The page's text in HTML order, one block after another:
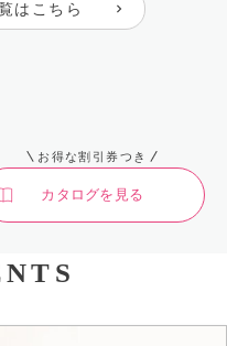
はこちら
お得な割引券つき
カタログを見る